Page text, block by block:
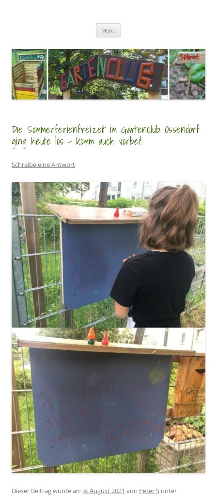
Menü
Die Sommerferienfreizeit im Gartenclub Ossendorf
ging heute los – komm auch vorbei!
Schreibe eine Antwort
Dieser Beitrag wurde am 9. August 2021 von Peter S unter